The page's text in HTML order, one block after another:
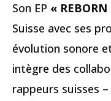
Son EP « REBORN
Suisse avec ses
évolution sonore
intègre des
rappeurs suisses